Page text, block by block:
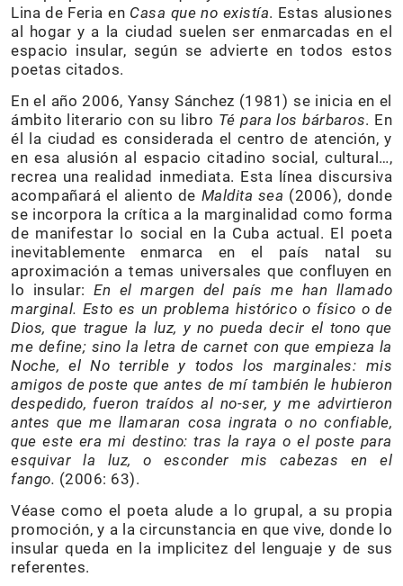
Lina de Feria en Casa que no existía. Estas alusiones
al hogar y a la ciudad suelen ser enmarcadas en el
espacio insular, según se advierte en todos estos
poetas citados.
En el año 2006, Yansy Sánchez (1981) se inicia en el
ámbito literario con su libro Té para los bárbaros. En
él la ciudad es considerada el centro de atención, y
en esa alusión al espacio citadino social, cultural…,
recrea una realidad inmediata. Esta línea discursiva
acompañará el aliento de Maldita sea (2006), donde
se incorpora la crítica a la marginalidad como forma
de manifestar lo social en la Cuba actual. El poeta
inevitablemente enmarca en el país natal su
aproximación a temas universales que confluyen en
lo insular: En el margen del país me han llamado
marginal. Esto es un problema histórico o físico o de
Dios, que trague la luz, y no pueda decir el tono que
me define; sino la letra de carnet con que empieza la
Noche, el No terrible y todos los marginales: mis
amigos de poste que antes de mí también le hubieron
despedido, fueron traídos al no-ser, y me advirtieron
antes que me llamaran cosa ingrata o no confiable,
que este era mi destino: tras la raya o el poste para
esquivar la luz, o esconder mis cabezas en el
fango. (2006: 63).
Véase como el poeta alude a lo grupal, a su propia
promoción, y a la circunstancia en que vive, donde lo
insular queda en la implicitez del lenguaje y de sus
referentes.